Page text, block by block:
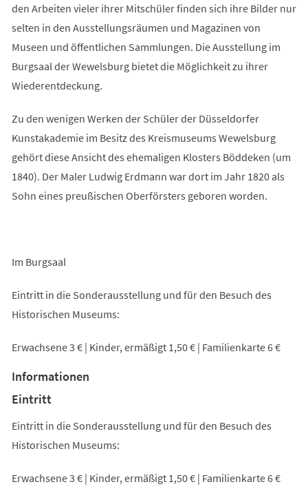
den Arbeiten vieler ihrer Mitschüler finden sich ihre Bilder nur
selten in den Ausstellungsräumen und Magazinen von
Museen und öffentlichen Sammlungen. Die Ausstellung im
Burgsaal der Wewelsburg bietet die Möglichkeit zu ihrer
Wiederentdeckung.
Zu den wenigen Werken der Schüler der Düsseldorfer
Kunstakademie im Besitz des Kreismuseums Wewelsburg
gehört diese Ansicht des ehemaligen Klosters Böddeken (um
1840). Der Maler Ludwig Erdmann war dort im Jahr 1820 als
Sohn eines preußischen Oberförsters geboren worden.
Im Burgsaal
Eintritt in die Sonderausstellung und für den Besuch des
Historischen Museums:
Erwachsene 3 € | Kinder, ermäßigt 1,50 € | Familienkarte 6 €
Informationen
Eintritt
Eintritt in die Sonderausstellung und für den Besuch des
Historischen Museums:
Erwachsene 3 € | Kinder, ermäßigt 1,50 € | Familienkarte 6 €